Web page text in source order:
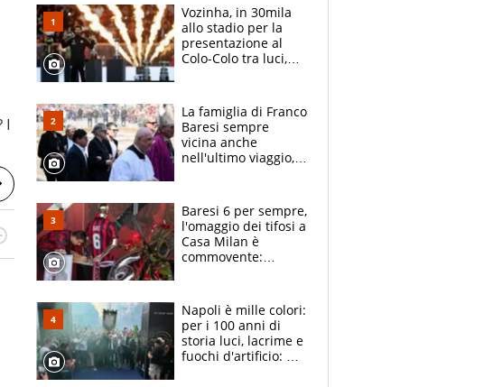
I
Vozinha, in 30mila
allo stadio per la
presentazione al
Colo-Colo tra luci,
La famiglia di Franco
Baresi sempre
vicina anche
nell'ultimo viaggio,
circondati
dall'affetto dei tifosi
Baresi 6 per sempre,
l'omaggio dei tifosi a
Casa Milan è
commovente:
bigliettini
Napoli è mille colori:
per i 100 anni di
storia luci, lacrime e
fuochi d'artificio: De